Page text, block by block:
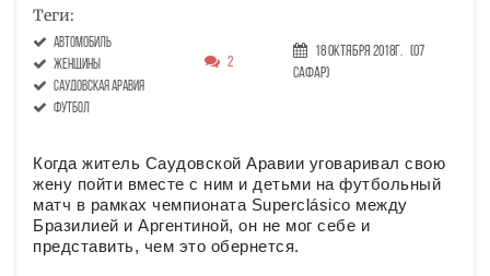
Теги:
автомобиль
женщины
саудовская аравия
футбол
2
18 Октября 2018г. (07
Сафар)
Когда житель Саудовской Аравии уговаривал свою
жену пойти вместе с ним и детьми на футбольный
матч в рамках чемпионата Superclásico между
Бразилией и Аргентиной, он не мог себе и
представить, чем это обернется.